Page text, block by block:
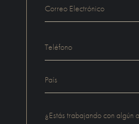
¿Estás trabajando con algún